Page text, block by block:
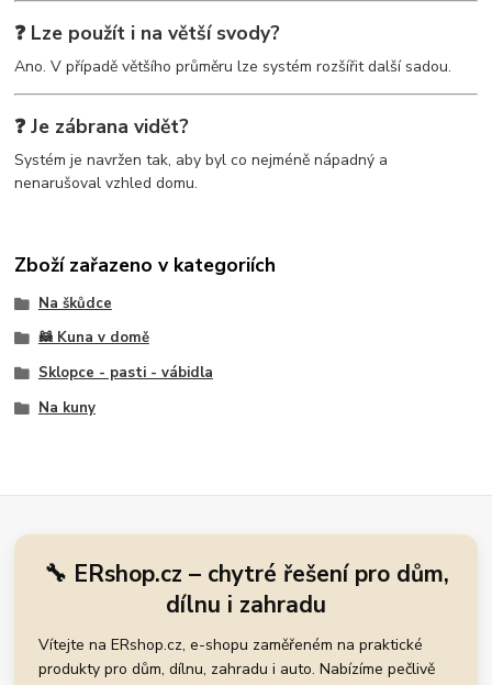
❓ Lze použít i na větší svody?
Ano. V případě většího průměru lze systém rozšířit další sadou.
❓ Je zábrana vidět?
Systém je navržen tak, aby byl co nejméně nápadný a
nenarušoval vzhled domu.
Zboží zařazeno v kategoriích
Na škůdce
🦝 Kuna v domě
Sklopce - pasti - vábidla
Na kuny
🔧 ERshop.cz – chytré řešení pro dům,
dílnu i zahradu
Vítejte na ERshop.cz, e-shopu zaměřeném na praktické
produkty pro dům, dílnu, zahradu i auto. Nabízíme pečlivě